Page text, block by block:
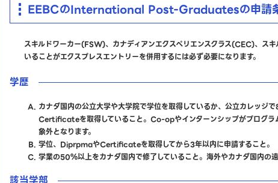
EEBCのInternational Post-Graduatesの申請
スキルドワーカー(FSW)、カナディアンエクスペリエンスクラス(CEC)、ス
いることがエクスプレスエントリーを併用するには必ず必要になります。
学歴
カナダ国内の公立大学や大学院で学位を取得しているか、公立カレッジ
Certificateを取得していること。Co-opやインターンシップがプログラ
象外となります。
学位、DiprpmaやCertificateを取得してから3年以内に申請すること。
学業の50％以上をカナダ国内で修了していること。海外やカナダ国内の